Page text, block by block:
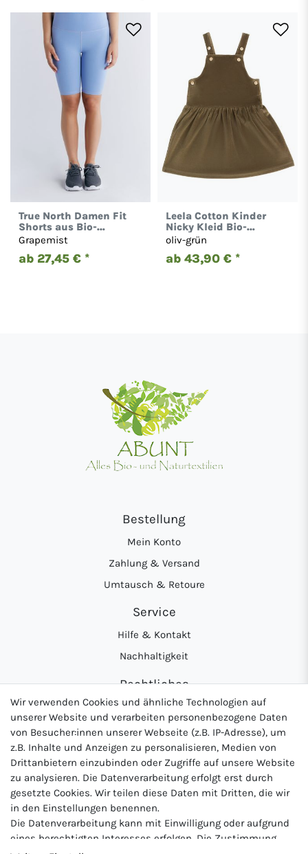
True North Damen Fit
Shorts aus Bio-
Baumwolle 1331
Grapemist
ab 27,45 € *
Leela Cotton Kinder
Nicky Kleid Bio-
Baumwolle Mädchen
2625
oliv-grün
ab 43,90 € *
Bestellung
Mein Konto
Zahlung & Versand
Umtausch & Retoure
Service
Hilfe & Kontakt
Nachhaltigkeit
Rechtliches
AGB
Datenschutzerklärung
Widerrufsrecht
Impressum
Logo von DHL für Paketversand
Logo von Zahlung per
Wir verwenden Cookies und ähnliche Technologien auf
unserer Website und verarbeiten personenbezogene Daten
von Besucher:innen unserer Webseite (z.B. IP-Adresse), um
z.B. Inhalte und Anzeigen zu personalisieren, Medien von
Drittanbietern einzubinden oder Zugriffe auf unsere Website
zu analysieren. Die Datenverarbeitung erfolgt erst durch
gesetzte Cookies. Wir teilen diese Daten mit Dritten, die wir
in den Einstellungen benennen.
Die Datenverarbeitung kann mit Einwilligung oder aufgrund
eines berechtigten Interesses erfolgen. Die Zustimmung